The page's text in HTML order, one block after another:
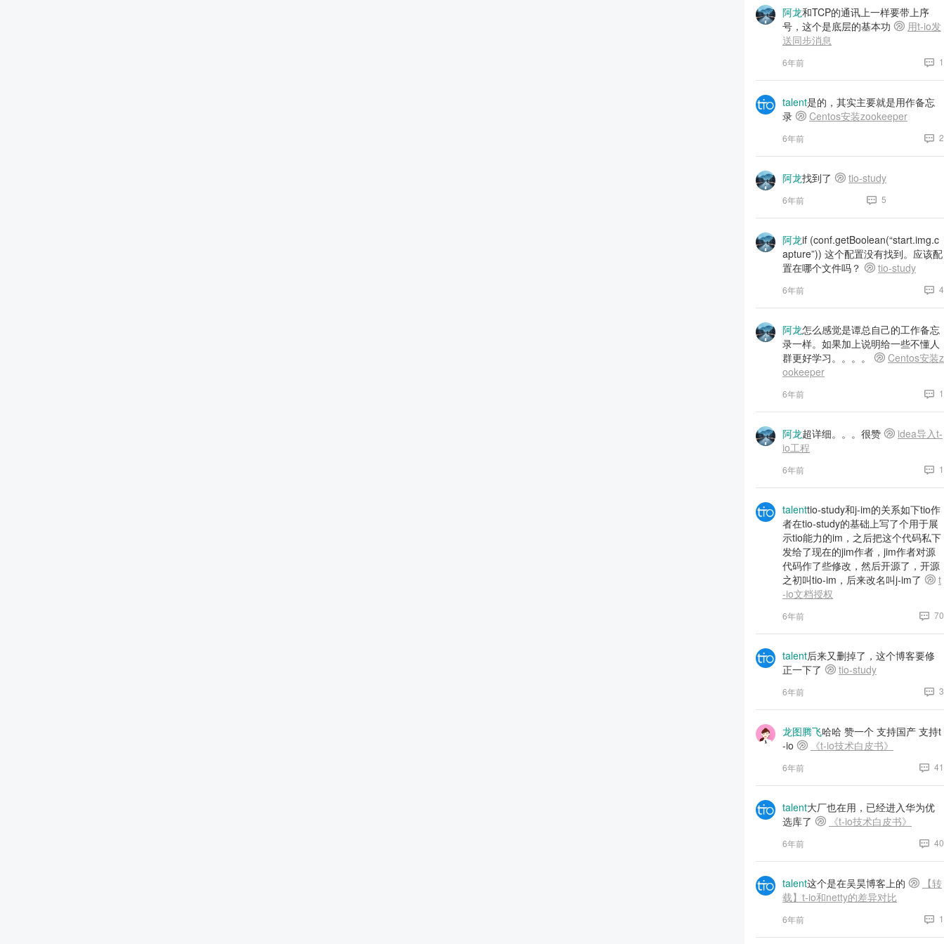
阿龙和TCP的通讯上一样要带上序
号，这个是底层的基本功
用t-io发
送同步消息
6年前 1
talent是的，其实主要就是用作备忘
录
Centos安装zookeeper
6年前 2
阿龙找到了 tio-study
6年前 5
阿龙if (conf.getBoolean(“start.img.c
apture”)) 这个配置没有找到。应该配
置在哪个文件吗？
tio-study
6年前 4
阿龙怎么感觉是谭总自己的工作备忘
录一样。如果加上说明给一些不懂人
群更好学习。。。。
Centos安装z
ookeeper
6年前 1
阿龙超详细。。。很赞
idea导入t-
io工程
6年前 1
talenttio-study和j-im的关系如下tio作
者在tio-study的基础上写了个用于展
示tio能力的im，之后把这个代码私下
发给了现在的jim作者，jim作者对源
代码作了些修改，然后开源了，开源
之初叫tio-im，后来改名叫j-im了
t
-io文档授权
6年前 70
talent后来又删掉了，这个博客要修
正一下了
tio-study
6年前 3
龙图腾飞哈哈 赞一个 支持国产 支持t
-io
《t-io技术白皮书》
6年前 41
talent大厂也在用，已经进入华为优
选库了
《t-io技术白皮书》
6年前 40
talent这个是在吴昊博客上的
【转
载】t-io和netty的差异对比
6年前 1